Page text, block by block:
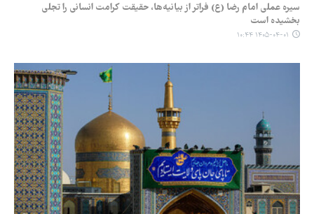
سیره عملی امام رضا (ع) فراتر از بیانیه‌ها، حقیقت کرامت انسانی را تجلی
بخشیده است
۱۴۰۵-۰۴-۰۱ ۱۰:۴۴